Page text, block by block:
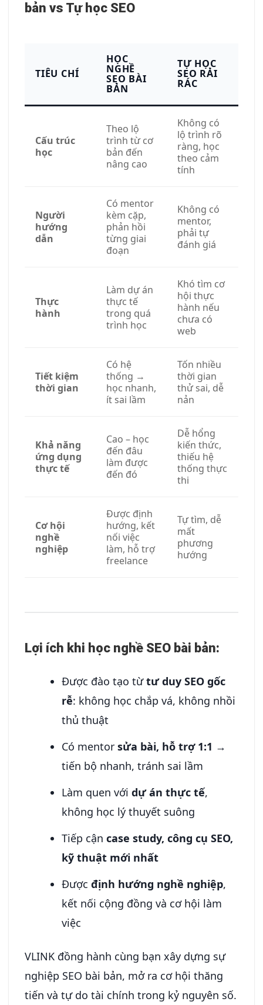
bản vs Tự học SEO
TIÊU CHÍ
HỌC
NGHỀ
SEO BÀI
BẢN
TỰ HỌC
SEO RẢI
RÁC
Cấu trúc
học
Theo lộ
trình từ cơ
bản đến
nâng cao
Không có
lộ trình rõ
ràng, học
theo cảm
tính
Người
hướng
dẫn
Có mentor
kèm cặp,
phản hồi
từng giai
đoạn
Không có
mentor,
phải tự
đánh giá
Thực
hành
Làm dự án
thực tế
trong quá
trình học
Khó tìm cơ
hội thực
hành nếu
chưa có
web
Tiết kiệm
thời gian
Có hệ
thống →
học nhanh,
ít sai lầm
Tốn nhiều
thời gian
thử sai, dễ
nản
Khả năng
ứng dụng
thực tế
Cao – học
đến đâu
làm được
đến đó
Dễ hổng
kiến thức,
thiếu hệ
thống thực
thi
Cơ hội
nghề
nghiệp
Được định
hướng, kết
nối việc
làm, hỗ trợ
freelance
Tự tìm, dễ
mất
phương
hướng
Lợi ích khi học nghề SEO bài bản:
Được đào tạo từtư duy SEO gốc
rễ: không học chắp vá, không nhồi
thủ thuật
Có mentorsửa bài, hỗ trợ 1:1 →
tiến bộ nhanh, tránh sai lầm
Làm quen vớidự án thực tế,
không học lý thuyết suông
Tiếp cậncase study, công cụ SEO,
kỹ thuật mới nhất
Đượcđịnh hướng nghề nghiệp,
kết nối cộng đồng và cơ hội làm
việc
VLINK đồng hành cùng bạn xây dựng sự
nghiệp SEO bài bản, mở ra cơ hội thăng
tiến và tự do tài chính trong kỷ nguyên số.